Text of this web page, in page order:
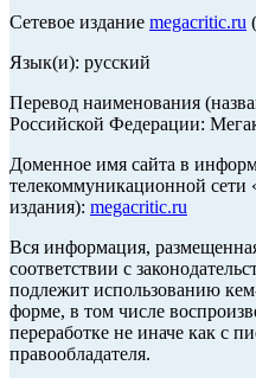
Сетевое издание megacritic.ru
Язык(и): русский
Перевод наименования
Российской Федерации:
Доменное имя сайта в
телекоммуникационной сети
издания): megacritic.ru
Вся информация,
соответствии с
подлежит использованию
форме, в том числе
переработке не иначе как с
правообладателя.